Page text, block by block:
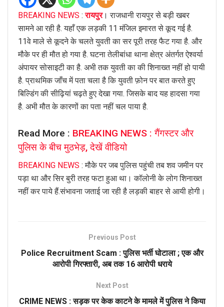
BREAKING NEWS :रायपुर। राजधानी रायपुर से बड़ी खबर
सामने आ रही है. यहाँ एक लड़की 11 मंजिल इमारत से कूद गई है.
11वे माले से कूदने के चलते युवती का सर पूरी तरह फैट गया है. और
मौके पर ही मौत हो गया है. घटना तेलीबांधा थाना क्षेत्र अंतर्गत ऐश्वर्या
अंपायर सोसाइटी का है. अभी तक युवती का की शिनाख्त नहीं हो पायी
है. प्राथमिक जाँच में पता चला है कि युवती फ़ोन पर बात करते हुए
बिल्डिंग की सीढ़ियां चढ़ते हुए देखा गया. जिसके बाद यह हादसा गया
है. अभी मौत के कारणों का पता नहीं चल पाया है.
Read More : BREAKING NEWS : गैंगस्टर और
पुलिस के बीच मुठभेड़, देखें वीडियो
BREAKING NEWS : मौके पर जब पुलिस पहुंची तब शव जमीन पर
पड़ा था और सिर बुरी तरह फटा हुआ था। कॉलोनी के लोग शिनाख्त
नहीं कर पाये हैं.संभावना जताई जा रही है लड़की बाहर से आयी होगी।
Previous Post
Police Recruitment Scam : पुलिस भर्ती घोटाला ; एक और
आरोपी गिरफ्तारी, अब तक 16 आरोपी धराये
Next Post
CRIME NEWS : सड़क पर केक काटने के मामले में पुलिस ने किया